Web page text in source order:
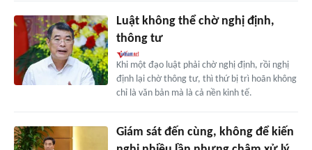
Luật không thể chờ nghị định,
thông tư
Khi một đạo luật phải chờ nghị định, rồi nghị
định lại chờ thông tư, thì thứ bị trì hoãn không
chỉ là văn bản mà là cả nền kinh tế.
Giám sát đến cùng, không để kiến